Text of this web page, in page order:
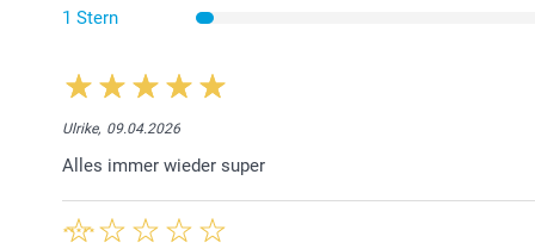
1 Stern
Ulrike, 09.04.2026
Alles immer wieder super